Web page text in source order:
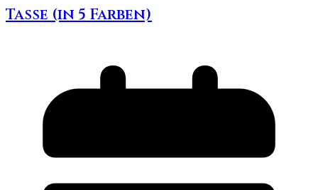
Tasse (in 5 Farben)